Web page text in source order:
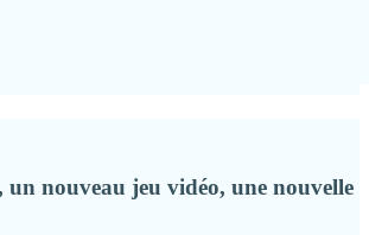
nouveau jeu vidéo, une nouvelle